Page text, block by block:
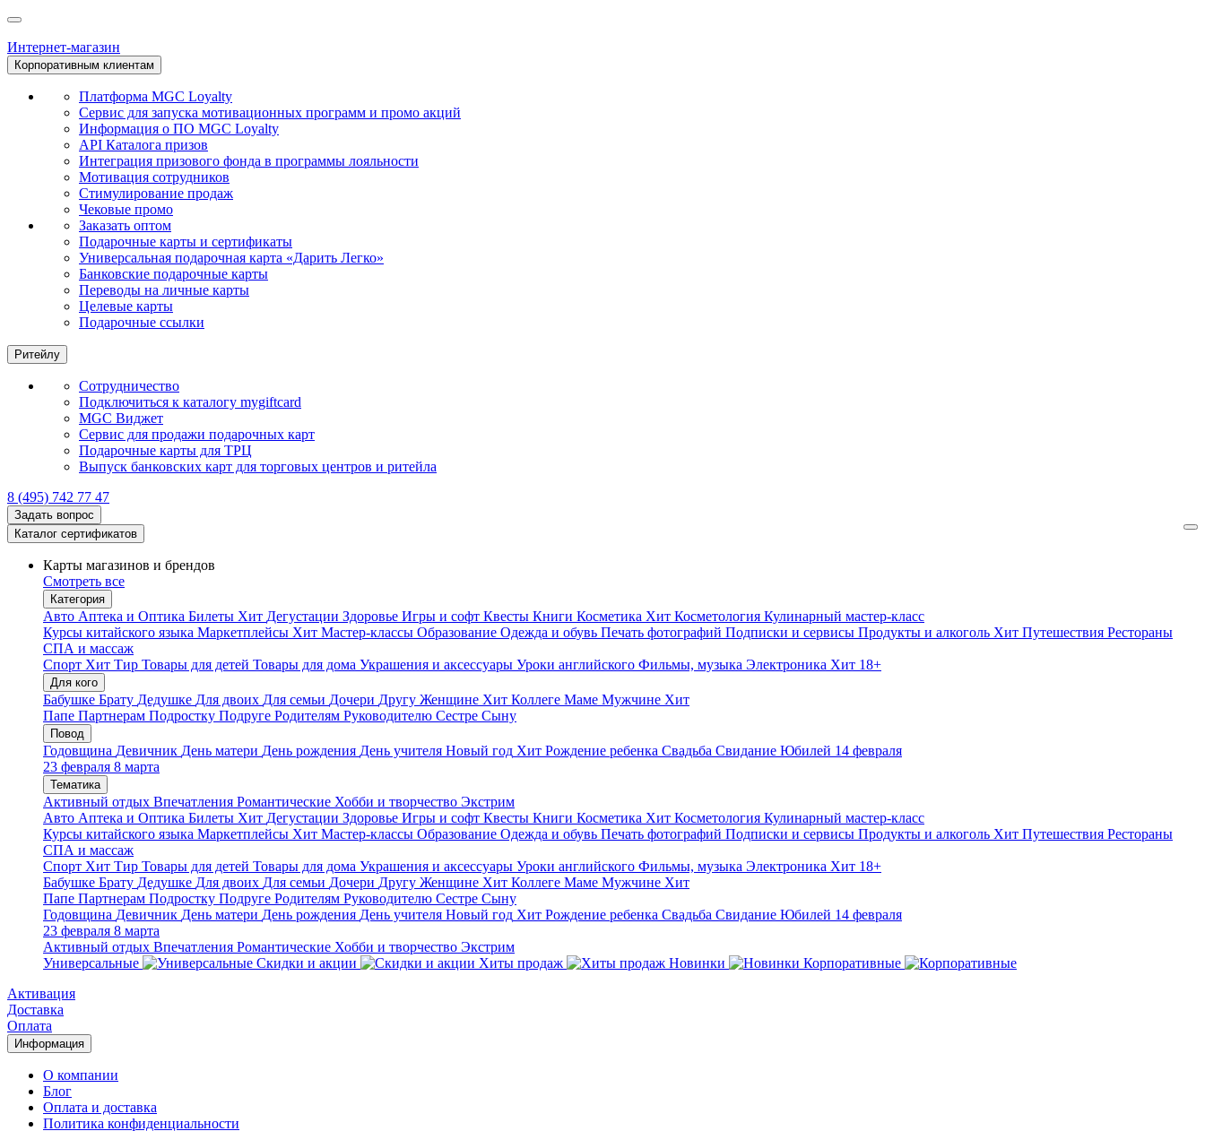
Интернет-магазин
Корпоративным клиентам
Платформа MGC Loyalty
Сервис для запуска мотивационных программ и промо акций
Информация о ПО MGC Loyalty
API Каталога призов
Интеграция призового фонда в программы лояльности
Мотивация сотрудников
Стимулирование продаж
Чековые промо
Заказать оптом
Подарочные карты и сертификаты
Универсальная подарочная карта «Дарить Легко»
Банковские подарочные карты
Переводы на личные карты
Целевые карты
Подарочные ссылки
Ритейлу
Сотрудничество
Подключиться к каталогу mygiftcard
MGC Виджет
Сервис для продажи подарочных карт
Подарочные карты для ТРЦ
Выпуск банковских карт для торговых центров и ритейла
8 (495) 742 77 47
Задать вопрос
Каталог сертификатов
Карты магазинов и брендов
Смотреть все
Категория
Авто Аптека и Оптика Билеты Хит Дегустации Здоровье Игры и софт Квесты Книги Косметика Хит Косметология Кулинарный мастер-класс
Курсы китайского языка Маркетплейсы Хит Мастер-классы Образование Одежда и обувь Печать фотографий Подписки и сервисы Продукты и алкоголь Хит Путешествия Рестораны
СПА и массаж
Спорт Хит Тир Товары для детей Товары для дома Украшения и аксессуары Уроки английского Фильмы, музыка Электроника Хит 18+
Для кого
Бабушке Брату Дедушке Для двоих Для семьи Дочери Другу Женщине Хит Коллеге Маме Мужчине Хит
Папе Партнерам Подростку Подруге Родителям Руководителю Сестре Сыну
Повод
Годовщина Девичник День матери День рождения День учителя Новый год Хит Рождение ребенка Свадьба Свидание Юбилей 14 февраля
23 февраля 8 марта
Тематика
Активный отдых Впечатления Романтические Хобби и творчество Экстрим
Авто Аптека и Оптика Билеты Хит Дегустации Здоровье Игры и софт Квесты Книги Косметика Хит Косметология Кулинарный мастер-класс
Курсы китайского языка Маркетплейсы Хит Мастер-классы Образование Одежда и обувь Печать фотографий Подписки и сервисы Продукты и алкоголь Хит Путешествия Рестораны
СПА и массаж
Спорт Хит Тир Товары для детей Товары для дома Украшения и аксессуары Уроки английского Фильмы, музыка Электроника Хит 18+
Бабушке Брату Дедушке Для двоих Для семьи Дочери Другу Женщине Хит Коллеге Маме Мужчине Хит
Папе Партнерам Подростку Подруге Родителям Руководителю Сестре Сыну
Годовщина Девичник День матери День рождения День учителя Новый год Хит Рождение ребенка Свадьба Свидание Юбилей 14 февраля
23 февраля 8 марта
Активный отдых Впечатления Романтические Хобби и творчество Экстрим
Универсальные
Скидки и акции Хиты продаж Новинки
Корпоративные
Активация
Доставка
Оплата
Информация
О компании
Блог
Оплата и доставка
Политика конфиденциальности